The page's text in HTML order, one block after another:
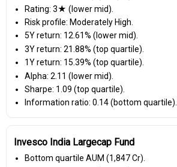
Rating: 3★ (lower mid).
Risk profile: Moderately High.
5Y return: 12.61% (lower mid).
3Y return: 21.88% (top quartile).
1Y return: 15.39% (top quartile).
Alpha: 2.11 (lower mid).
Sharpe: 1.09 (top quartile).
Information ratio: 0.14 (bottom quartile).
Invesco India Largecap Fund
Bottom quartile AUM (₹1,847 Cr).